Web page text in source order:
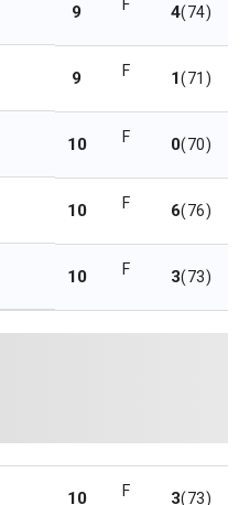
9 F 4(74)
9 F 1(71)
10 F 0(70)
10 F 6(76)
10 F 3(73)
10 F 3(73)